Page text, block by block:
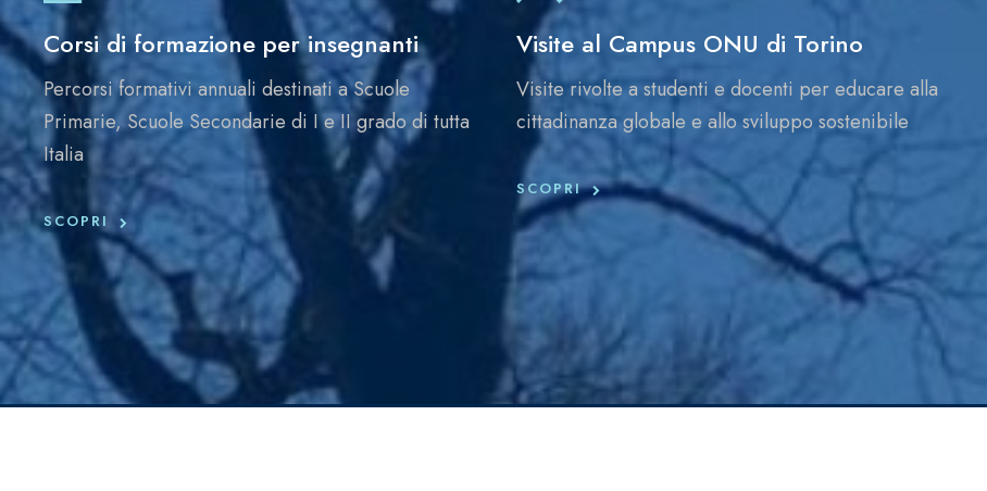
Corsi di formazione per insegnanti
Percorsi formativi annuali destinati a Scuole
Primarie, Scuole Secondarie di I e II grado di tutta
Italia
SCOPRI
Visite al Campus ONU di Torino
Visite rivolte a studenti e docenti per educare alla
cittadinanza globale e allo sviluppo sostenibile
SCOPRI